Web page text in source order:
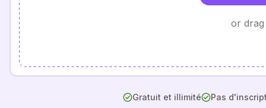
or
Gratuit et illimité Pas